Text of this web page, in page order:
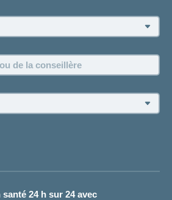
24 h sur 24 avec